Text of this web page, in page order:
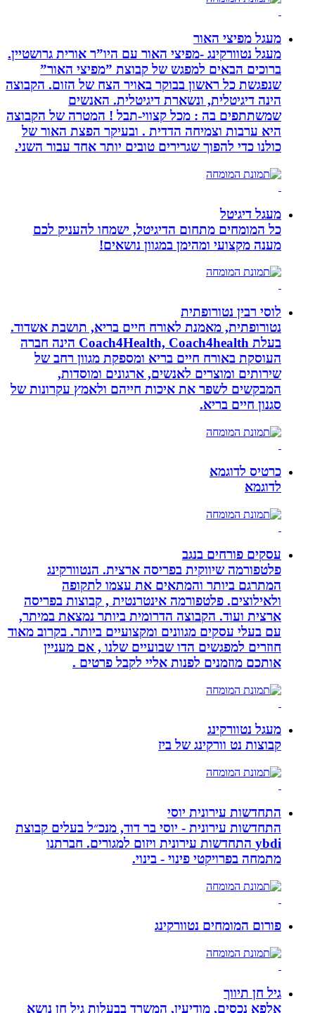
מעגל מפיצי האור
מעגל נטוורקינג -מפיצי האור עם היו”ר אורית גרושטיין.
ברוכים הבאים למפגש של קבוצת ”מפיצי האור”
שנפגשת כל ראשון בבוקר באויר הצח של הזום. הקבוצה
הינה דיגיטלית, ונשארת דיגיטלית. האנשים
שמשתתפים בה : מכל קצווי-תבל ! המטרה של הקבוצה
היא ערבות וצמיחה הדדית . ובעיקר הפצת האור של
כולנו כדי להפוך שגרירים טובים יותר אחד עבור השני.
מעגל דיגיטל
כל המומחים מתחום הדיגיטל, ישמחו להעניק לכם
מענה מקצועי ומהימן במגוון נושאים!
לוסי רבין נטורופתית
נטורופתית, מאמנת לאורח חיים בריא, תושבת אשדוד.
בעלת Coach4Health, Coach4health הינה חברה
העוסקת באורח חיים בריא ומספקת מגוון רחב של
שירותים ומוצרים לאנשים, ארגונים ומוסדות,
המבקשים לשפר את איכות חייהם ולאמץ עקרונות של
סגנון חיים בריא.
כרטיס לדוגמא
לדוגמא
עסקים פורחים בנגב
פלטפורמה שיווקית בפריסה ארצית. הנטוורקינג
המתרגם ביותר והמתאים את עצמו לתקופה
ולאילוצים. פלטפורמה אינטרנטית , קבוצות בפריסה
ארצית ועוד. הקבוצה הדרומית ביותר נמצאת במיתר,
עם בעלי עסקים מגוונים ומקצועיים ביותר. בקרוב מאוד
חוזרים למפגשים הדו שבועיים שלנו , אם מעניין
אותכם מוזמנים לפנות אליי לקבל פרטים .
מעגל נטוורקינג
קבוצות נט וורקינג של ביז
התחדשות עירונית יוסי
התחדשות עירונית - יוסי בר דוד, מנכ״ל בעלים קבוצת
ybdi התחדשות עירונית ויזום למגורים. חברתנו
מתמחה בפרויקטי פינוי - בינוי.
פורום המומחים נטוורקינג
גיל חן תיווך
אלפא נכסים, מודיעין, המשרד בבעלות גיל חן נושא